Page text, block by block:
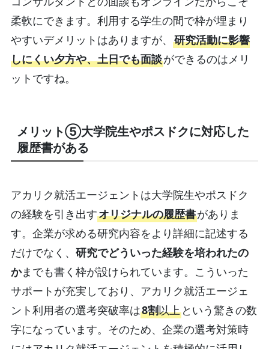
柔軟にできます。利用する学生の間で枠が埋まり
やすいデメリットはありますが、 研究活動に影響
しにくい夕方や、土日でも面談ができるのはメリ
ットですね。
メリット⑤大学院生やポスドクに対応した
履歴書がある
アカリク就活エージェントは大学院生やポスドク
の経験を引き出すオリジナルの履歴書がありま
す。企業が求める研究内容をより詳細に記述する
だけでなく、 研究でどういった経験を培われたの
かまでも書く枠が設けられています。こういった
サポートが充実しており、アカリク就活エージェ
ント利用者の選考突破率は8割以上という驚きの数
字になっています。そのため、企業の選考対策時